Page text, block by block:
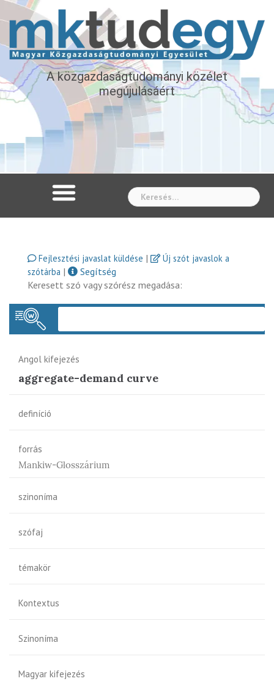
A közgazdaságtudományi közélet
megújulásáért
Fejlesztési javaslat küldése |
Új szót javaslok a
szótárba |
Segítség
Keresett szó vagy szórész megadása:
Angol kifejezés
aggregate-demand curve
definíció
forrás
Mankiw-Glosszárium
szinoníma
szófaj
témakör
Kontextus
Szinoníma
Magyar kifejezés